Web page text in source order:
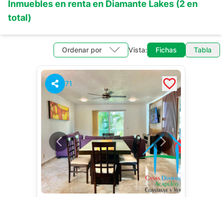
Inmuebles en rentaen Diamante Lakes (2en
total)
Ordenar por Vista: Fichas Tabla
71